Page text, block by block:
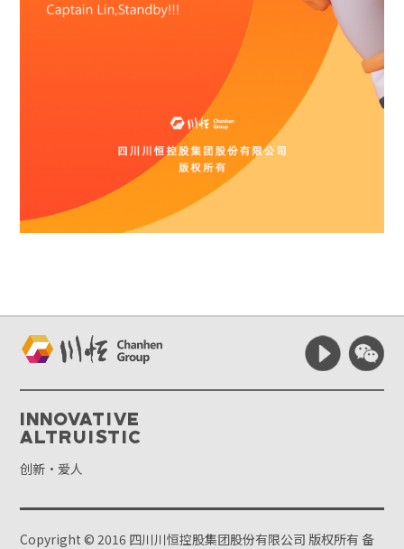
Innovative
Altruistic
创新·爱人
Copyright © 2016 四川川恒控股集团股份有限公司 版权所有备